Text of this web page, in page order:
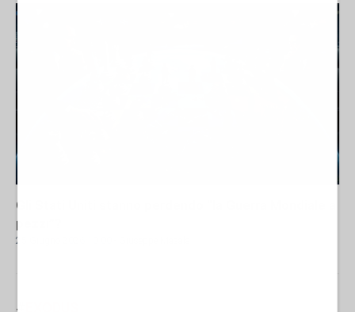
Gli Stati Uniti stanno perdendo “la Guerra Mondiale a
pezzi”?
25 Giugno 2026 10:00
#